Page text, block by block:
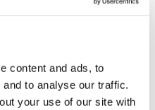
content and ads, to
to analyse our traffic.
your use of our site with
mediante pagine
all’invio di dati
visitatore che